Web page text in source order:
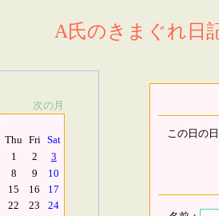
A氏のきまぐれ日
次の月
Thu Fri Sat
1
2
3
8 9
10
15 16
17
22 23
24
この日の